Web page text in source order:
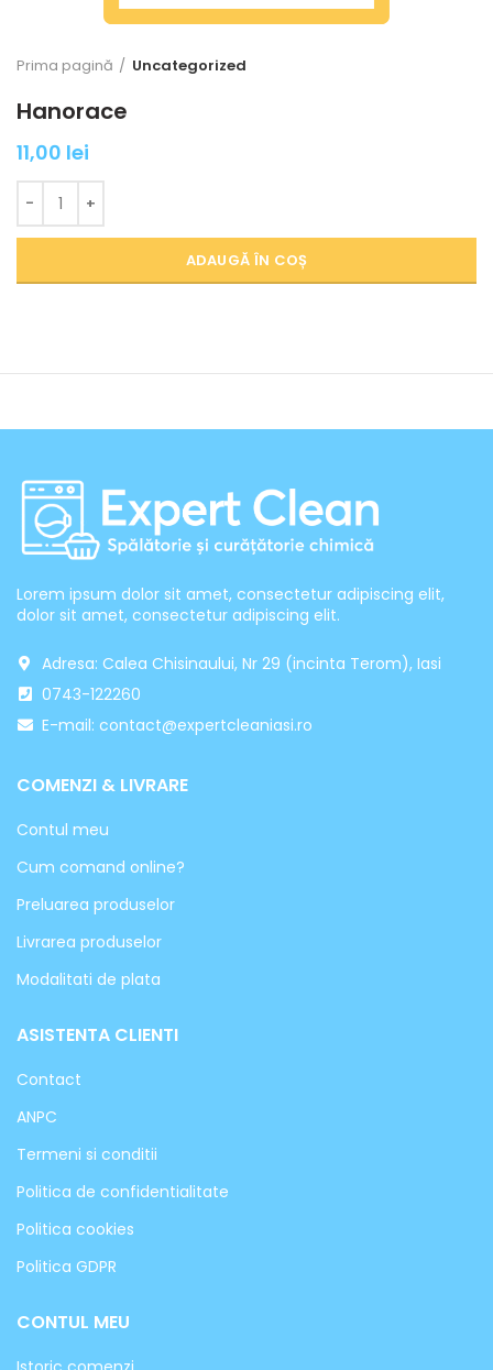
Prima pagină Uncategorized
Hanorace
11,00 lei
Cantitate Hanorace
ADAUGĂ ÎN COȘ
Lorem ipsum dolor sit amet, consectetur adipiscing elit,
dolor sit amet, consectetur adipiscing elit.
Adresa: Calea Chisinaului, Nr 29 (incinta Terom), Iasi
0743-122260
E-mail: contact@expertcleaniasi.ro
COMENZI & LIVRARE
Contul meu
Cum comand online?
Preluarea produselor
Livrarea produselor
Modalitati de plata
ASISTENTA CLIENTI
Contact
ANPC
Termeni si conditii
Politica de confidentialitate
Politica cookies
Politica GDPR
CONTUL MEU